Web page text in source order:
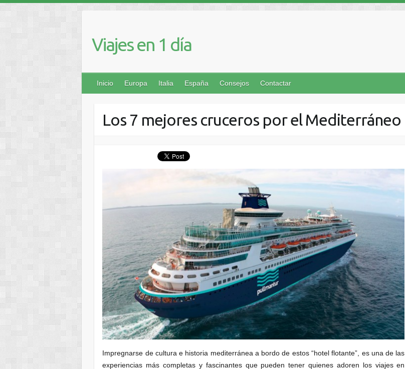
Viajes en 1 día
Inicio Europa Italia España Consejos Contactar
Los 7 mejores cruceros por el Mediterráneo
Impregnarse de cultura e historia mediterránea a bordo de estos “hotel flotante”, es una de las
experiencias más completas y fascinantes que pueden tener quienes adoren los viajes en